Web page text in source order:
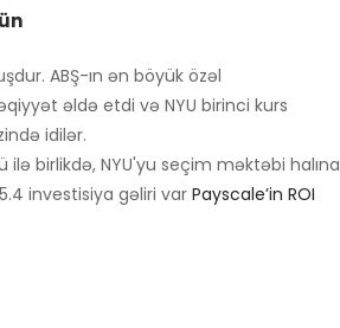
ABŞ-ın ən böyük özəl
əldə etdi və NYU birinci kurs
idilər.
birlikdə, NYU'yu seçim məktəbi halına
investisiya gəliri var Payscale’in ROI